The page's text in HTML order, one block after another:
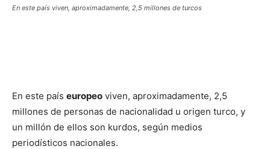
En este país viven, aproximadamente, 2,5 millones de turcos
En este país europeo viven, aproximadamente, 2,5
millones de personas de nacionalidad u origen turco, y
un millón de ellos son kurdos, según medios
periodísticos nacionales.